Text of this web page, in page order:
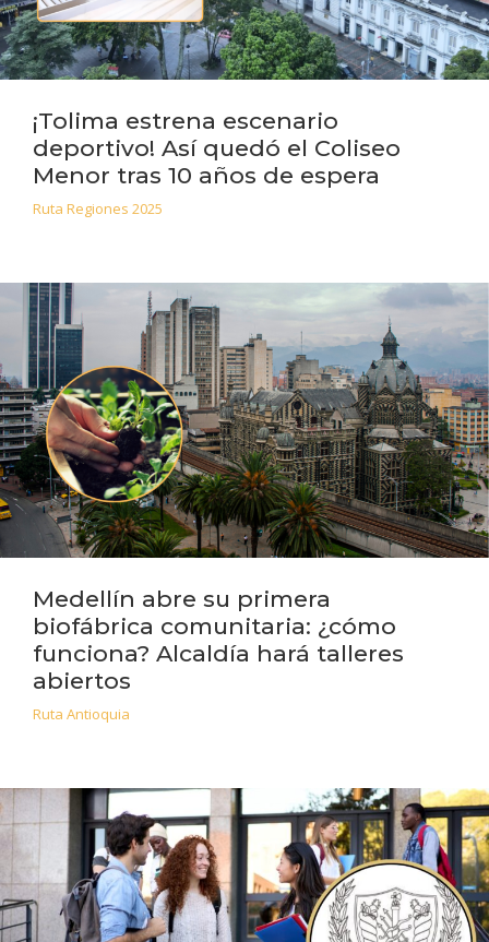
¡Tolima estrena escenario
deportivo! Así quedó el Coliseo
Menor tras 10 años de espera
Ruta Regiones 2025
Medellín abre su primera
biofábrica comunitaria: ¿cómo
funciona? Alcaldía hará talleres
abiertos
Ruta Antioquia